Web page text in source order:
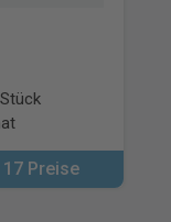
Preise